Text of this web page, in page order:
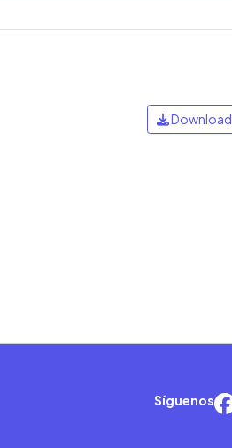
Download
Síguenos